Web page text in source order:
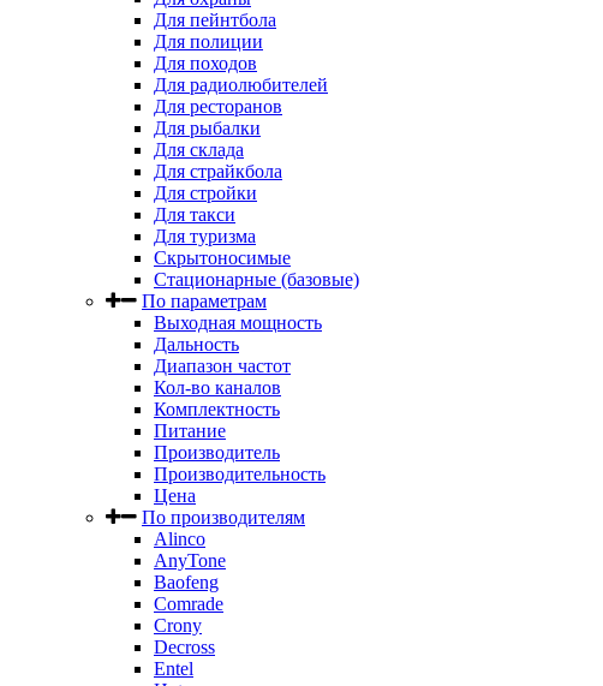
Для пейнтбола
Для полиции
Для походов
Для радиолюбителей
Для ресторанов
Для рыбалки
Для склада
Для страйкбола
Для стройки
Для такси
Для туризма
Скрытоносимые
Стационарные (базовые)
По параметрам
Выходная мощность
Дальность
Диапазон частот
Кол-во каналов
Комплектность
Питание
Производитель
Производительность
Цена
По производителям
Alinco
AnyTone
Baofeng
Comrade
Crony
Decross
Entel